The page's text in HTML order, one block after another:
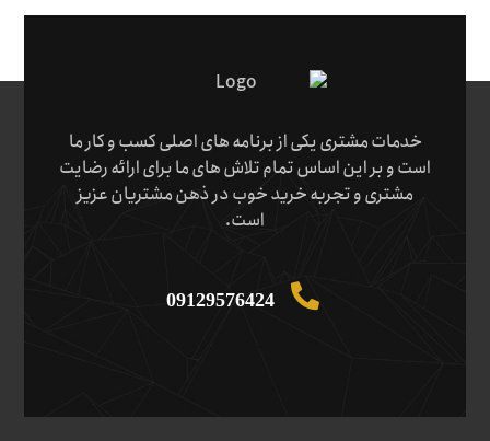
خدمات مشتری یکی از برنامه های اصلی کسب و کار ما
است و بر این اساس تمام تلاش های ما برای ارائه رضایت
مشتری و تجربه خرید خوب در ذهن مشتریان عزیز
است.
09129576424